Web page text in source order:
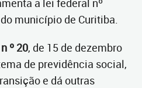
a lei federal nº
município de Curitiba.
º 20, de 15 de dezembro
de previdência social,
e dá outras